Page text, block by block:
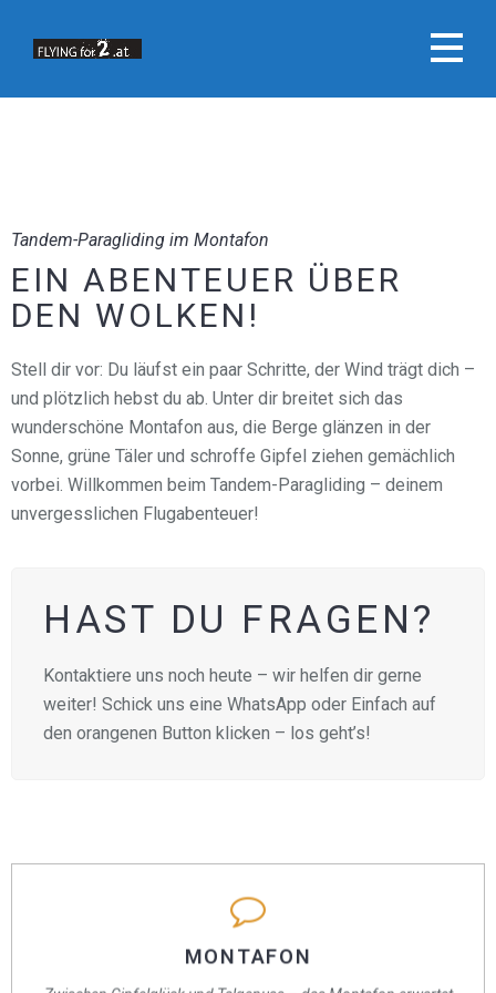
Tandem-Paragliding im Montafon
EIN ABENTEUER ÜBER
DEN WOLKEN!
Stell dir vor: Du läufst ein paar Schritte, der Wind trägt dich –
und plötzlich hebst du ab. Unter dir breitet sich das
wunderschöne Montafon aus, die Berge glänzen in der
Sonne, grüne Täler und schroffe Gipfel ziehen gemächlich
vorbei. Willkommen beim Tandem-Paragliding – deinem
unvergesslichen Flugabenteuer!
HAST DU FRAGEN?
Kontaktiere uns noch heute – wir helfen dir gerne
weiter! Schick uns eine WhatsApp oder Einfach auf
den orangenen Button klicken – los geht’s!
MONTAFON